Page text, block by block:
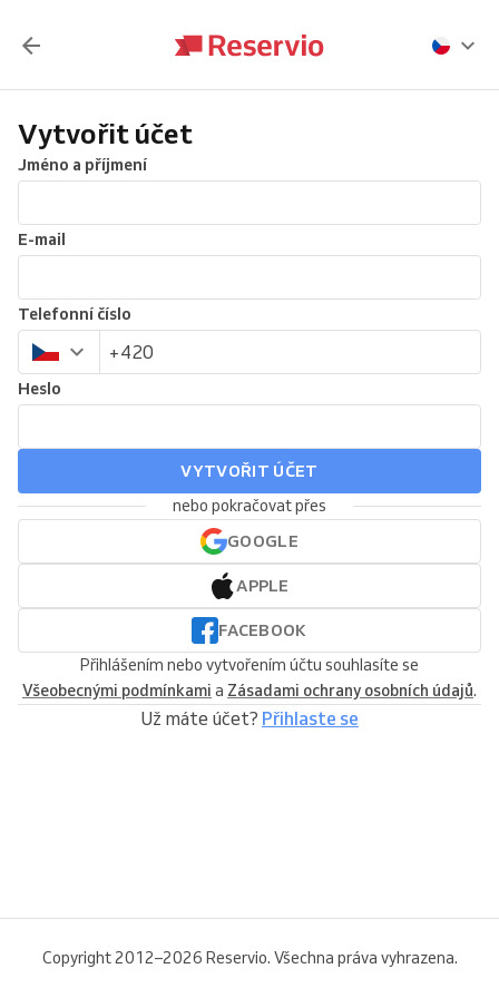
Vytvořit účet
Jméno a příjmení
E-mail
Telefonní číslo
Heslo
VYTVOŘIT ÚČET
nebo pokračovat přes
GOOGLE
APPLE
FACEBOOK
Přihlášením nebo vytvořením účtu souhlasíte se
Všeobecnými podmínkami a Zásadami ochrany osobních údajů.
Už máte účet? Přihlaste se
Copyright 2012–2026 Reservio. Všechna práva vyhrazena.